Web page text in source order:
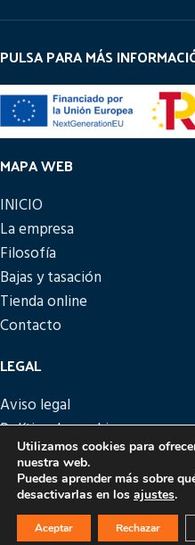
PULSA PARA MÁS
MAPA WEB
INICIO
La empresa
Filosofía
Bajas y tasación
Tienda online
Contacto
LEGAL
Aviso legal
Política de cookies
Política de privacidad
Política de devoluciones
PICATTO DISEÑO Y
Utilizamos cookies para
nuestra web.
Puedes aprender más sobre
desactivarlas en los ajustes.
Aceptar Rechazar